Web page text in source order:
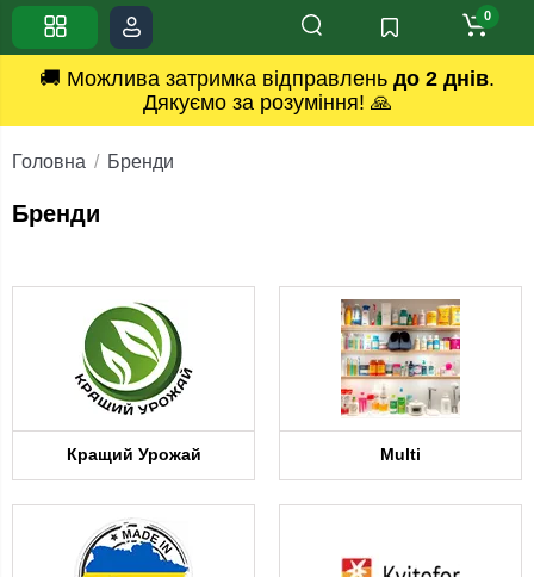
🚚 Можлива затримка відправлень до 2 днів.
Дякуємо за розуміння! 🙏
0
Головна Бренди
Бренди
Кращий Урожай Multi